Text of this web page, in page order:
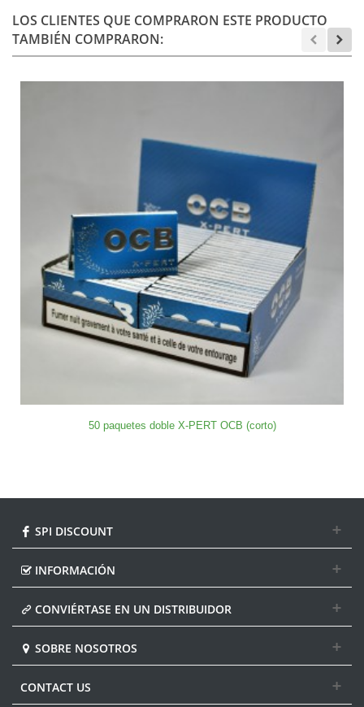
LOS CLIENTES QUE COMPRARON ESTE PRODUCTO
TAMBIÉN COMPRARON:
50 paquetes doble X-PERT OCB (corto)
SPI DISCOUNT
INFORMACIÓN
CONVIÉRTASE EN UN DISTRIBUIDOR
SOBRE NOSOTROS
CONTACT US